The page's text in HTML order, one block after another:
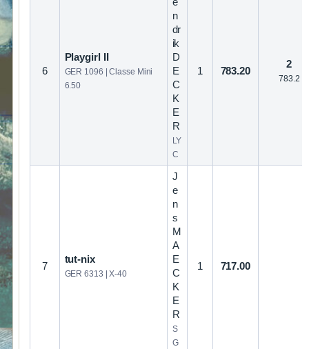
6
Playgirl II
GER 1096 | Classe Mini
6.50
n
dr
ik
D
E
C
K
E
R
LY
C
1 783.20
2
783.2
7
tut-nix
GER 6313 | X-40
J
e
n
s
M
A
E
C
K
E
R
S
G
1 717.00